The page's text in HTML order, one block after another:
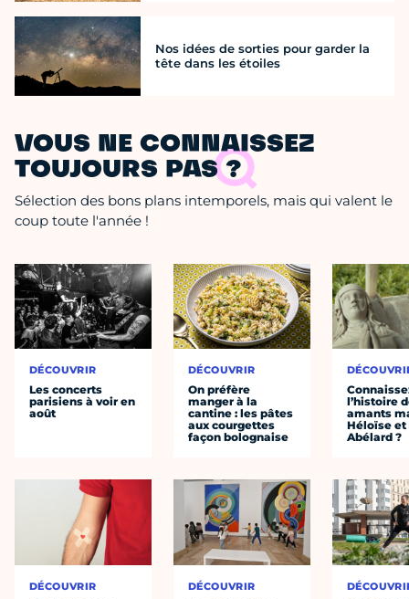
Nos idées de sorties pour garder la
tête dans les étoiles
VOUS NE CONNAISSEZ
TOUJOURS PAS ?
Sélection des bons plans intemporels, mais qui valent le
coup toute l'année !
DÉCOUVRIR
Les concerts
parisiens à voir en
août
DÉCOUVRIR
DÉCOUVRIR
On préfère
manger à la
cantine : les pâtes
aux courgettes
façon bolognaise
DÉCOUVRIR
l’histoire
amants
Héloïse et
Abélard ?